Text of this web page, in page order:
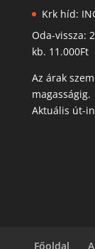
Krk híd:
Oda-vissza:
kb. 11.000Ft
Az árak
magasságig.
Aktuális út-
Főoldal